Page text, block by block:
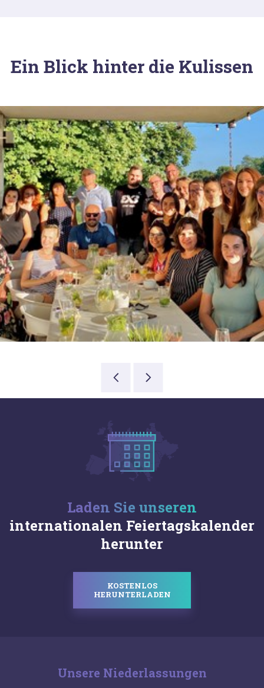
Ein Blick hinter die Kulissen
Laden Sie unseren
internationalen Feiertagskalender
herunter
KOSTENLOS
HERUNTERLADEN
Unsere Niederlassungen